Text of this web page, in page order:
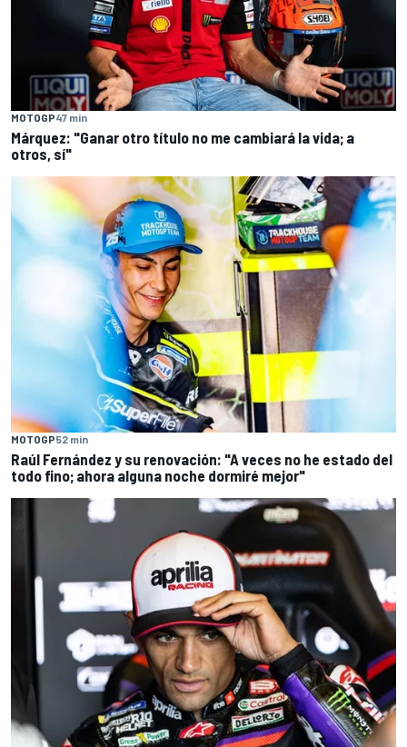
MOTOGP47 min
Márquez: "Ganar otro título no me cambiará la vida; a
otros, sí"
MOTOGP52 min
Raúl Fernández y su renovación: "A veces no he estado del
todo fino; ahora alguna noche dormiré mejor"